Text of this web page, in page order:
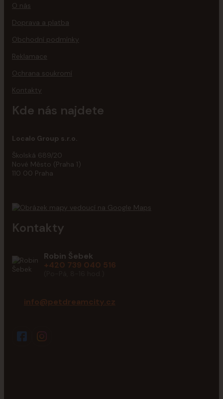
O nás
Doprava a platba
Obchodní podmínky
Reklamace
Ochrana soukromí
Kontakty
Kde nás najdete
Localo Group s.r.o.
Školská 689/20
Nové Město (Praha 1)
110 00 Praha
Kontakty
Robin Šebek
+420 739 040 516
info@petdreamcity.cz